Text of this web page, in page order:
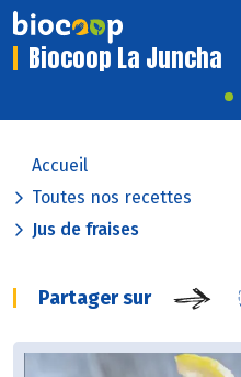
Biocoop La Juncha
Accueil
Toutes nos recettes
Jus de fraises
Partager sur